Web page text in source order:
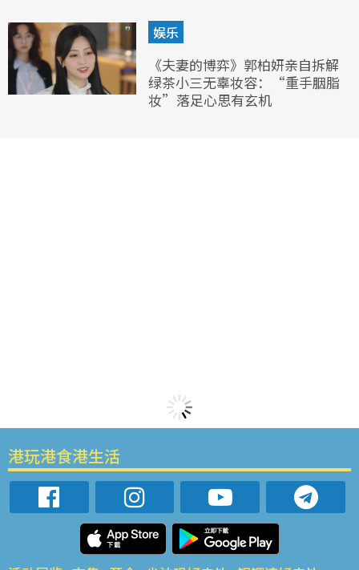
娱乐
《夫妻的博弈》郭柏妍亲自拆解
绿茶小三无辜妆容：“重手胭脂
妆”落足心思有玄机
港玩港食港生活